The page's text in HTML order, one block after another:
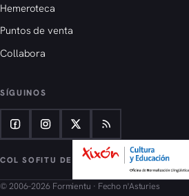
Hemeroteca
Puntos de venta
Collabora
SÍGUINOS
COL SOFITU DE
© 2006–2026 Formientu · Fecho n'Asturies